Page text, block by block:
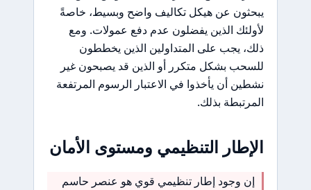
يبحثون عن هيكل تكاليف واضح وبسيط، خاصةً
لأولئك الذين يفضلون عدم دفع عمولات. ومع
ذلك، يجب على المتداولين الذين يخططون
للسحب بشكل متكرر أو الذين قد يصبحون غير
نشطين أن يأخذوا في الاعتبار الرسوم المرتفعة
المرتبطة بذلك.
الإطار التنظيمي ومستوى الأمان
إن وجود إطار تنظيمي قوي هو عنصر حاسم